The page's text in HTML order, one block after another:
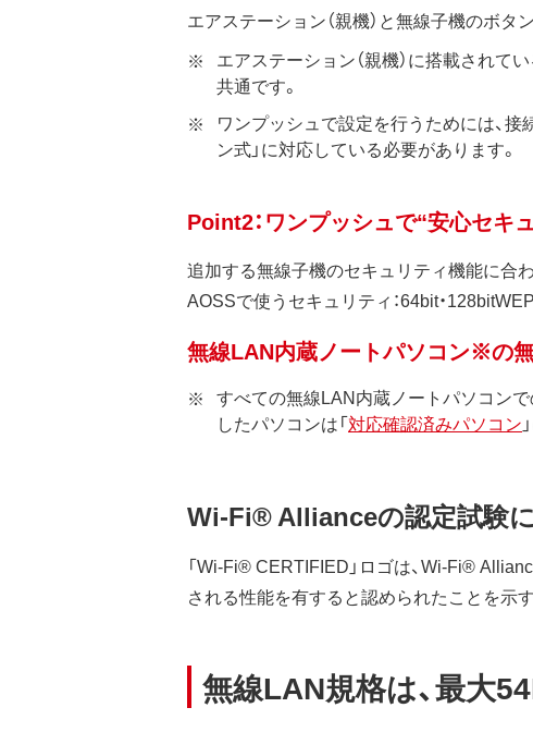
エアステーション（親機）と無線子機のボタ
エアステーション（親機）に搭載されてい
共通です。
ワンプッシュで設定を行うためには、接
ン式」に対応している必要があります。
Point2：ワンプッシュで“安心セキ
追加する無線子機のセキュリティ機能に合
AOSSで使うセキュリティ：64bit・
無線LAN内蔵ノートパソコン※の
すべての無線LAN内蔵ノートパソコン
したパソコンは「対応確認済みパソコン
Wi-Fi® Allianceの認定試験に
「Wi-Fi® CERTIFIED」ロゴは、Wi-Fi®
される性能を有すると認められたことを示
無線LAN規格は、最大